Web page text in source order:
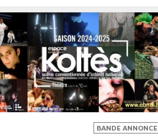
BANDE ANNONCE